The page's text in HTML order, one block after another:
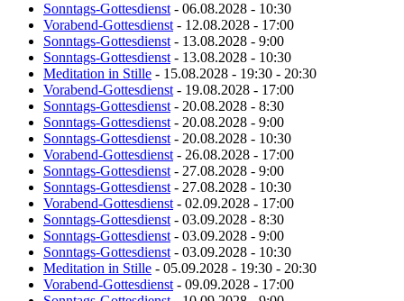
Sonntags-Gottesdienst - 06.08.2028 - 10:30
Vorabend-Gottesdienst - 12.08.2028 - 17:00
Sonntags-Gottesdienst - 13.08.2028 - 9:00
Sonntags-Gottesdienst - 13.08.2028 - 10:30
Meditation in Stille - 15.08.2028 - 19:30 - 20:30
Vorabend-Gottesdienst - 19.08.2028 - 17:00
Sonntags-Gottesdienst - 20.08.2028 - 8:30
Sonntags-Gottesdienst - 20.08.2028 - 9:00
Sonntags-Gottesdienst - 20.08.2028 - 10:30
Vorabend-Gottesdienst - 26.08.2028 - 17:00
Sonntags-Gottesdienst - 27.08.2028 - 9:00
Sonntags-Gottesdienst - 27.08.2028 - 10:30
Vorabend-Gottesdienst - 02.09.2028 - 17:00
Sonntags-Gottesdienst - 03.09.2028 - 8:30
Sonntags-Gottesdienst - 03.09.2028 - 9:00
Sonntags-Gottesdienst - 03.09.2028 - 10:30
Meditation in Stille - 05.09.2028 - 19:30 - 20:30
Vorabend-Gottesdienst - 09.09.2028 - 17:00